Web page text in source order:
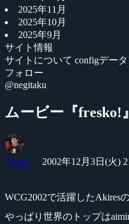
2025年11月
2025年10月
2025年9月
サイト情報
サイトについて configデー
フォロー
@negitaku
ムービー『fresko!』
Yossy 2002年12月3日(火)
WCG2002で活躍したAkires
やっぱり世界のトップは